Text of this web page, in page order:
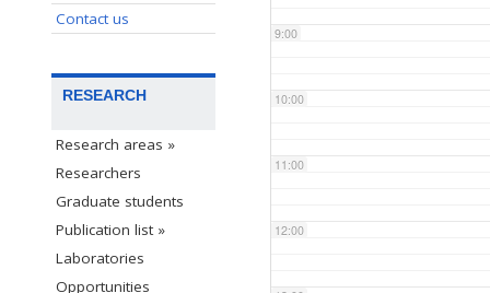
Contact us
RESEARCH
Research areas »
Researchers
Graduate students
Publication list »
Laboratories
Opportunities
9:00
10:00
11:00
12:00